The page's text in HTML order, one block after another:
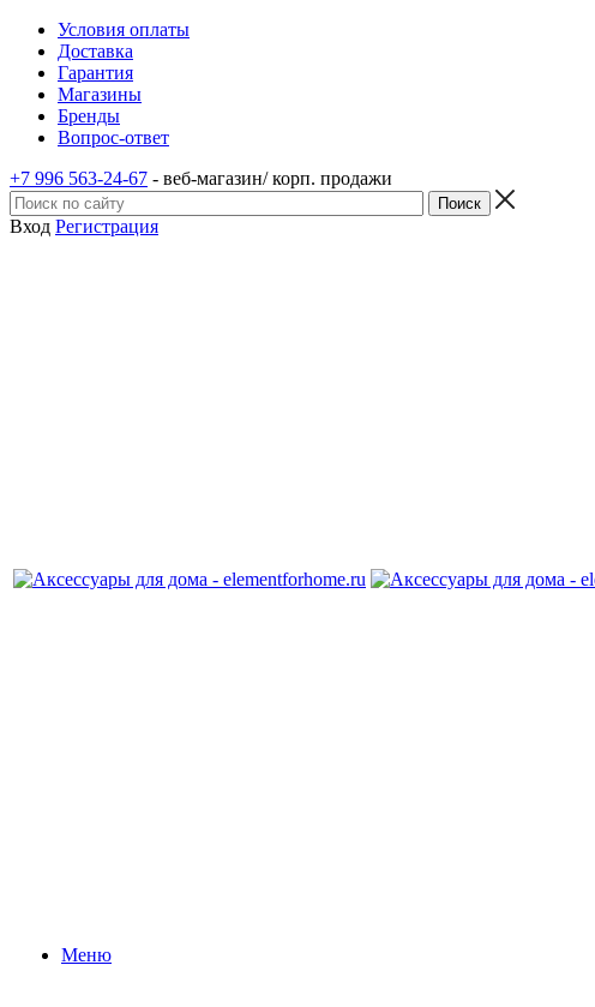
Условия оплаты
Доставка
Гарантия
Магазины
Бренды
Вопрос-ответ
+7 996 563-24-67 - веб-магазин/ корп. продажи
Вход Регистрация
Меню